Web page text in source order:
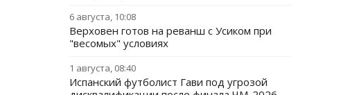
6 августа, 10:08
Верховен готов на реванш с Усиком при
"весомых" условиях
1 августа, 08:40
Испанский футболист Гави под угрозой